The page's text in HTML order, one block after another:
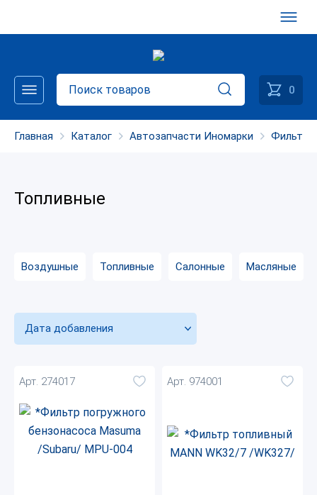
0
Главная Каталог Автозапчасти Иномарки Фильтры
Топливные
Воздушные Топливные Салонные Масляные
Дата добавления
Арт. 274017 Арт. 974001